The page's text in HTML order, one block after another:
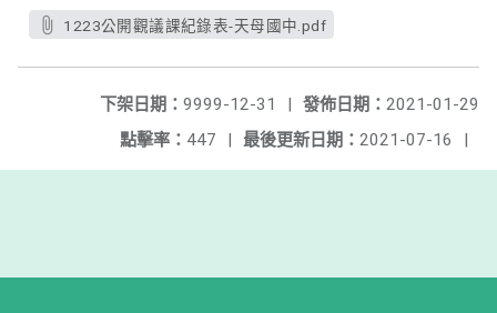
1223公開觀議課紀錄表-天母國中.pdf
發佈日期： 2021-01-29
下架日期： 9999-12-31
|
最後更新日期： 2021-07-16 |
點擊率： 447 |